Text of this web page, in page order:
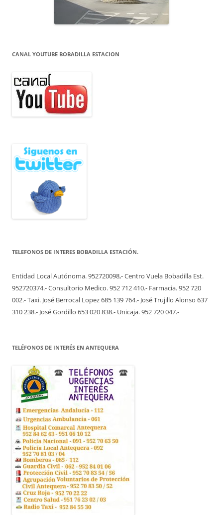
CANAL YOUTUBE BOBADILLA ESTACION
TELEFONOS DE INTERES BOBADILLA ESTACIÓN.
Entidad Local Autónoma. 952720098,- Centro Vuela Bobadilla Est.
952720374.- Consultorio Medico. 952 712 410.- Farmacia. 952 720
002.- Taxi. José Berrocal Lopez 685 139 764.- José Trujillo Alonso 637
310 238.- José Gordillo 653 020 838.- Unicaja. 952 720 047.-
TELÉFONOS DE INTERÉS EN ANTEQUERA